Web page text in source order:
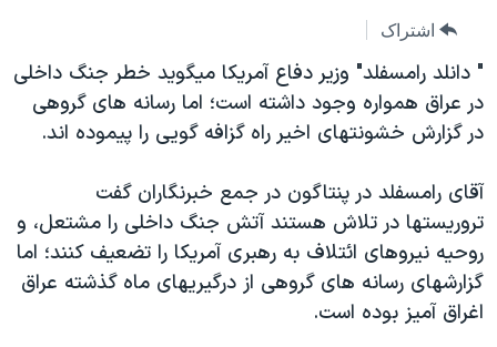
اصلی
جهش
به
جستجو
گزیده‌ها
ویژه برنامه‌ها
فرهنگ و زندگی
حقوق شهروندی
اقتصادی
صفحه‌های ویژه
عملیات خشم حماسی
۲۵۰سالگی آمریکا
مستندها
انتخابات ریاست جمهوری آمریکا ۲۰۲۴
حمله جمهوری اسلامی به اسرائیل
فرکانس‌های صدای آمریکا
پخش رادیویی
دنبال کنید
اشتراک
" دانلد رامسفلد" وزير دفاع آمريکا ميگويد خطر جنگ داخلی
در عراق همواره وجود داشته است؛ اما رسانه های گروهی
در گزارش خشونتهای اخير راه گزافه گويی را پيموده اند.
آقای رامسفلد در پنتاگون در جمع خبرنگاران گفت
تروريستها در تلاش هستند آتش جنگ داخلی را مشتعل، و
روحيه نيروهای ائتلاف به رهبری آمريکا را تضعيف کنند؛ اما
گزارشهای رسانه های گروهی از درگيريهای ماه گذشته عراق
اغراق آميز بوده است.